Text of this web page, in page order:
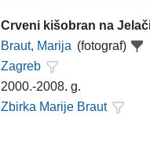
Crveni kišobran na
Braut, Marija (fotograf)
Zagreb
2000.-2008. g.
Zbirka Marije Braut